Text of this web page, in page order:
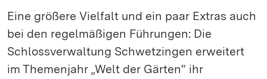
Eine größere Vielfalt und ein paar Extras auch
bei den regelmäßigen Führungen: Die
Schlossverwaltung Schwetzingen erweitert
im Themenjahr „Welt der Gärten“ ihr